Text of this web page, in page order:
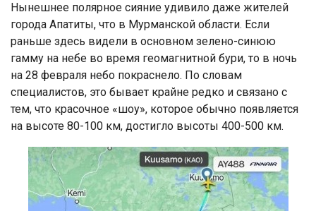
Нынешнее полярное сияние удивило даже жителей
города Апатиты, что в Мурманской области. Если
раньше здесь видели в основном зелено-синюю
гамму на небе во время геомагнитной бури, то в ночь
на 28 февраля небо покраснело. По словам
специалистов, это бывает крайне редко и связано с
тем, что красочное «шоу», которое обычно появляется
на высоте 80-100 км, достигло высоты 400-500 км.